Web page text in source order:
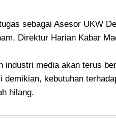
sebagai Asesor UKW
Direktur Harian Kabar
industri media akan terus
kebutuhan
hilang.